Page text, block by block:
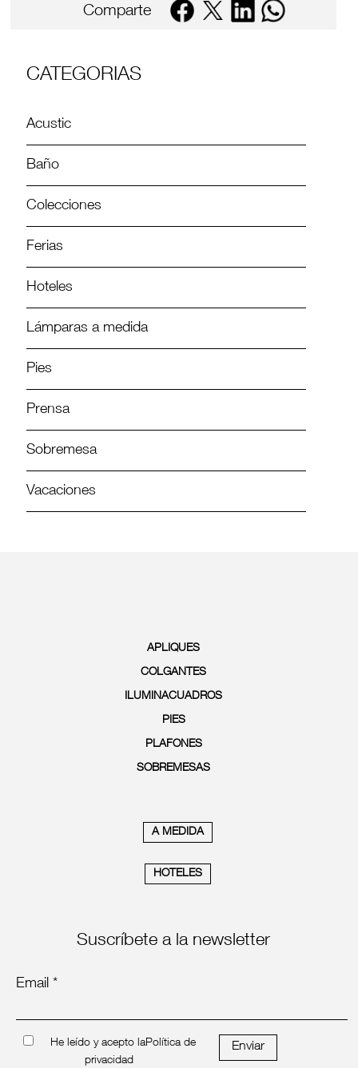
Comparte
CATEGORIAS
Acustic
Baño
Colecciones
Ferias
Hoteles
Lámparas a medida
Pies
Prensa
Sobremesa
Vacaciones
APLIQUES
COLGANTES
ILUMINACUADROS
PIES
PLAFONES
SOBREMESAS
A MEDIDA
HOTELES
Suscríbete a la newsletter
Email *
He leído y acepto laPolítica de
privacidad
Enviar